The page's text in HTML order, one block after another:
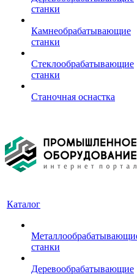
станки
Камнеобрабатывающие
станки
Стеклообрабатывающие
станки
Станочная оснастка
Каталог
станки
Деревообрабатывающие